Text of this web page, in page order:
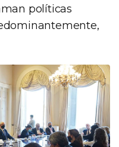
políticas